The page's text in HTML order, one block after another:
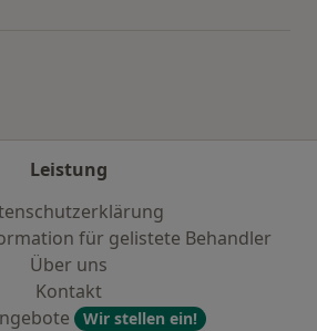
Leistung
für gelistete Behandler
Über uns
Kontakt
Wir stellen ein!